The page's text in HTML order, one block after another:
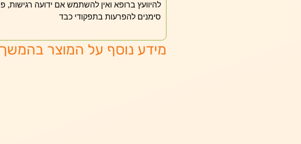
להיוועץ ברופא ואין להשתמש אם ידועה רגישות,
סימנים להפרעות בתפקודי כבד
מידע נוסף על המוצר